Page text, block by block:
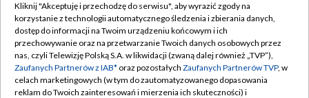
TVP
Abonament TVP
Emisja w TVP
Centrum informacji TVP
Regulamin TVP
Polityka prywatności
Moje zgody
Kliknij "Akceptuję i przechodzę do serwisu", aby wyrazić zgody na
korzystanie z technologii automatycznego śledzenia i zbierania danych,
dostęp do informacji na Twoim urządzeniu końcowym i ich
przechowywanie oraz na przetwarzanie Twoich danych osobowych przez
nas, czyli Telewizję Polską S.A. w likwidacji (zwaną dalej również „TVP”),
Zaufanych Partnerów z IAB* oraz pozostałych Zaufanych Partnerów TVP, w
celach marketingowych (w tym do zautomatyzowanego dopasowania
reklam do Twoich zainteresowań i mierzenia ich skuteczności) i